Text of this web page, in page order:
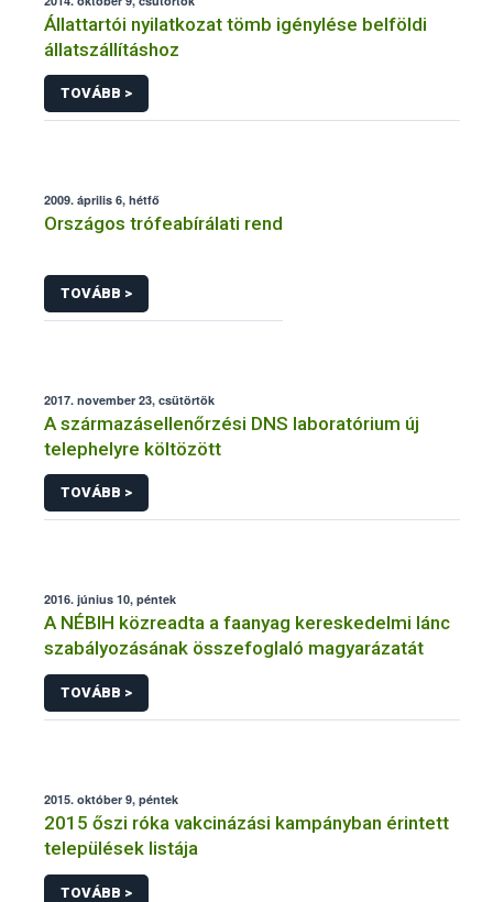
Állattartói nyilatkozat tömb igénylése belföldi
állatszállításhoz
TOVÁBB >
2009. április 6, hétfő
Országos trófeabírálati rend
TOVÁBB >
2017. november 23, csütörtök
A származásellenőrzési DNS laboratórium új
telephelyre költözött
TOVÁBB >
2016. június 10, péntek
A NÉBIH közreadta a faanyag kereskedelmi lánc
szabályozásának összefoglaló magyarázatát
TOVÁBB >
2015. október 9, péntek
2015 őszi róka vakcinázási kampányban érintett
települések listája
TOVÁBB >